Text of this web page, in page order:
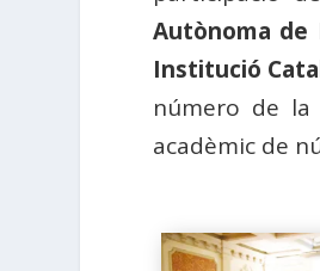
Autònoma de
Institució
número de la
acadèmic de